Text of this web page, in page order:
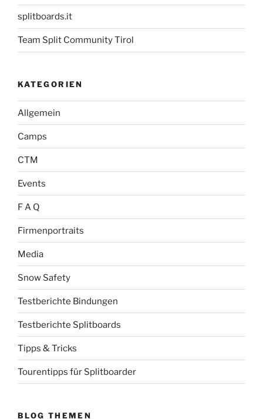
splitboards.it
Team Split Community Tirol
KATEGORIEN
Allgemein
Camps
CTM
Events
F A Q
Firmenportraits
Media
Snow Safety
Testberichte Bindungen
Testberichte Splitboards
Tipps & Tricks
Tourentipps für Splitboarder
BLOG THEMEN